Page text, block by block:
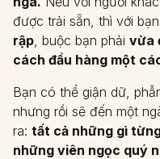
được trải sẵn, thì với
rập, buộc bạn phải vừa
cách đầu hàng một
Bạn có thể giận dữ,
nhưng rồi sẽ đến một
ra: tất cả những gì
những viên ngọc quý